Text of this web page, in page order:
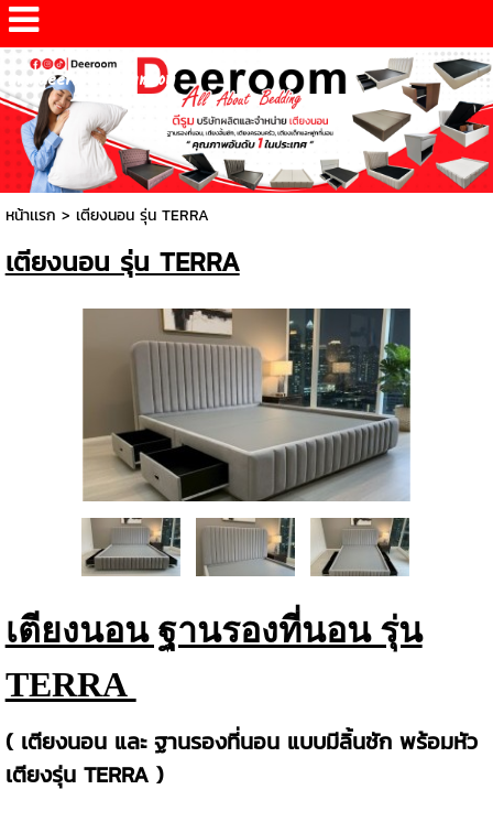
www.deeroomdesign.com
หน้าเเรก > เตียงนอน รุ่น TERRA
เตียงนอน รุ่น TERRA
เตียงนอน ฐานรองที่นอน รุ่น
TERRA
( เตียงนอน และ ฐานรองที่นอน แบบมีลิ้นชัก พร้อมหัว
เตียงรุ่น TERRA )